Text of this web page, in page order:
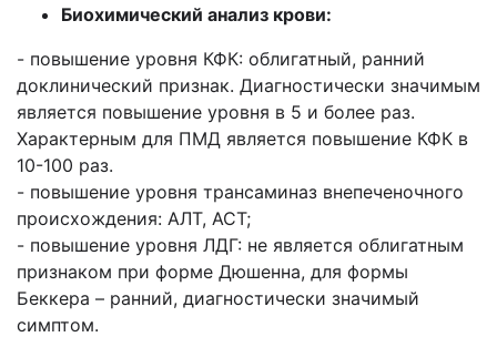
Биохимический анализ крови:
- повышение уровня КФК: облигатный, ранний
доклинический признак. Диагностически значимым
является повышение уровня в 5 и более раз.
Характерным для ПМД является повышение КФК в
10-100 раз.
- повышение уровня трансаминаз внепеченочного
происхождения: АЛТ, АСТ;
- повышение уровня ЛДГ: не является облигатным
признаком при форме Дюшенна, для формы
Беккера – ранний, диагностически значимый
симптом.